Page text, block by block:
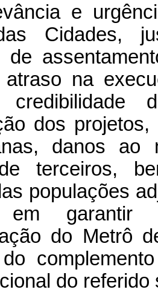
e
Cidades,
de
atraso na
dos
danos ao
terceiros,
populações
em
do Metrô
do referido